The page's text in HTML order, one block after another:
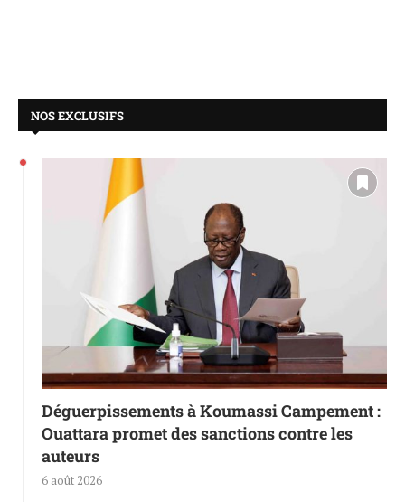
NOS EXCLUSIFS
Déguerpissements à Koumassi Campement :
Ouattara promet des sanctions contre les
auteurs
6 août 2026